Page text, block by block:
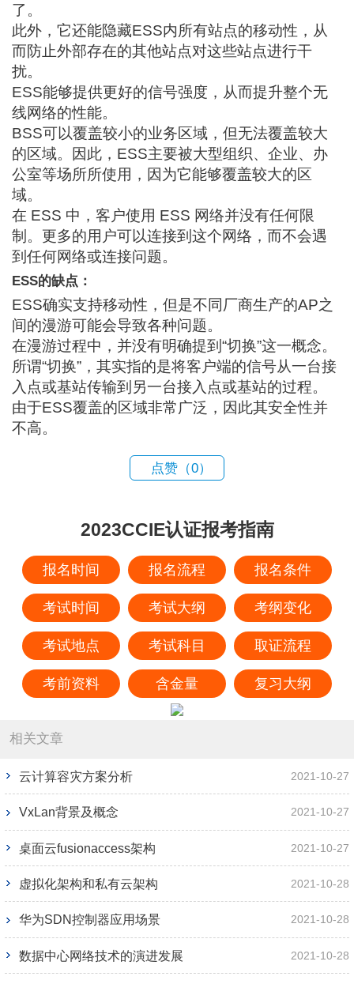
了。
此外，它还能隐藏ESS内所有站点的移动性，从
而防止外部存在的其他站点对这些站点进行干
扰。
ESS能够提供更好的信号强度，从而提升整个无
线网络的性能。
BSS可以覆盖较小的业务区域，但无法覆盖较大
的区域。因此，ESS主要被大型组织、企业、办
公室等场所所使用，因为它能够覆盖较大的区
域。
在 ESS 中，客户使用 ESS 网络并没有任何限
制。更多的用户可以连接到这个网络，而不会遇
到任何网络或连接问题。
ESS的缺点：
ESS确实支持移动性，但是不同厂商生产的AP之
间的漫游可能会导致各种问题。
在漫游过程中，并没有明确提到“切换”这一概念。
所谓“切换”，其实指的是将客户端的信号从一台接
入点或基站传输到另一台接入点或基站的过程。
由于ESS覆盖的区域非常广泛，因此其安全性并
不高。
点赞（0）
2023CCIE认证报考指南
报名时间 报名流程 报名条件
考试时间 考试大纲 考纲变化
考试地点 考试科目 取证流程
考前资料 含金量 复习大纲
相关文章
云计算容灾方案分析 2021-10-27
VxLan背景及概念 2021-10-27
桌面云fusionaccess架构 2021-10-27
虚拟化架构和私有云架构 2021-10-28
华为SDN控制器应用场景 2021-10-28
数据中心网络技术的演进发展 2021-10-28